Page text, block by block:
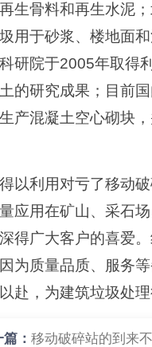
生骨料和再生水泥
用于砂浆、楼地面
研院于2005年取得
的研究成果；目前
产混凝土空心砌块
以利用对亏了移动
应用在矿山、采石
得广大客户的喜爱
为质量品质、服务
赴，为建筑垃圾处理
篇：移动破碎站的到来